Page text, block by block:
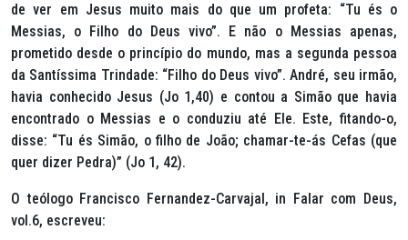
de ver em Jesus muito mais do que um profeta: “Tu és o
Messias, o Filho do Deus vivo”. E não o Messias apenas,
prometido desde o princípio do mundo, mas a segunda pessoa
da Santíssima Trindade: “Filho do Deus vivo”.André, seu irmão,
havia conhecido Jesus (Jo 1,40) e contou a Simão que havia
encontrado o Messias e o conduziu até Ele. Este, fitando-o,
disse: “Tu és Simão, o filho de João; chamar-te-ás Cefas (que
quer dizer Pedra)” (Jo 1, 42).
O teólogo Francisco Fernandez-Carvajal, in Falar com Deus,
vol.6, escreveu: